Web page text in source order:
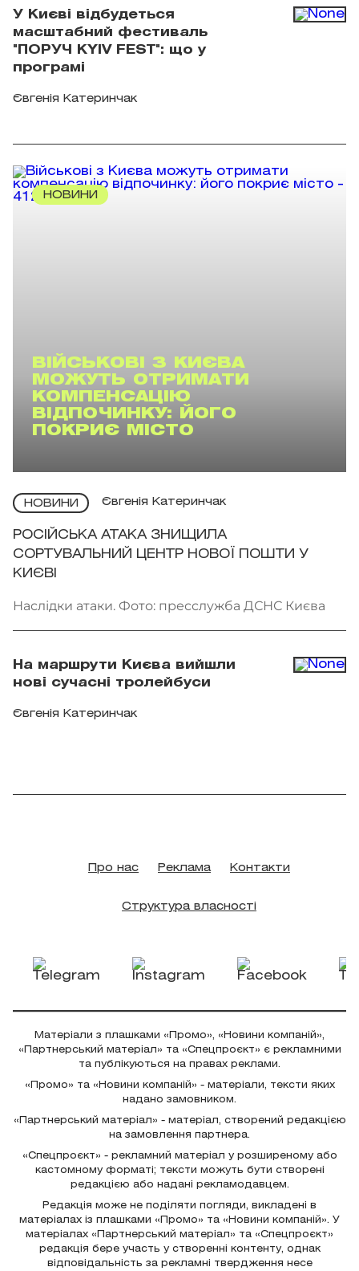
У Києві відбудеться
масштабний фестиваль
"ПОРУЧ KYIV FEST": що у
програмі
Євгенія Катеринчак
НОВИНИ
ВІЙСЬКОВІ З КИЄВА
МОЖУТЬ ОТРИМАТИ
КОМПЕНСАЦІЮ
ВІДПОЧИНКУ: ЙОГО
ПОКРИЄ МІСТО
НОВИНИ Євгенія Катеринчак
РОСІЙСЬКА АТАКА ЗНИЩИЛА
СОРТУВАЛЬНИЙ ЦЕНТР НОВОЇ ПОШТИ У
КИЄВІ
Наслідки атаки. Фото: пресслужба ДСНС Києва
На маршрути Києва вийшли
нові сучасні тролейбуси
Євгенія Катеринчак
Про нас Реклама Контакти
Структура власності
Матеріали з плашками «Промо», «Новини компаній»,
«Партнерський матеріал» та «Спецпроєкт» є рекламними
та публікуються на правах реклами.
«Промо» та «Новини компаній» - матеріали, тексти яких
надано замовником.
«Партнерський матеріал» - матеріал, створений редакцією
на замовлення партнера.
«Спецпроєкт» - рекламний матеріал у розширеному або
кастомному форматі; тексти можуть бути створені
редакцією або надані рекламодавцем.
Редакція може не поділяти погляди, викладені в
матеріалах із плашками «Промо» та «Новини компаній». У
матеріалах «Партнерський матеріал» та «Спецпроєкт»
редакція бере участь у створенні контенту, однак
відповідальність за рекламні твердження несе